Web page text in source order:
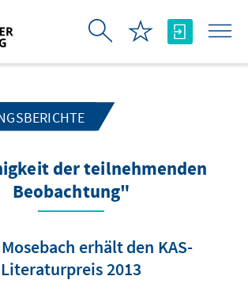
der teilnehmenden
Beobachtung"
erhält den KAS-
Literaturpreis 2013